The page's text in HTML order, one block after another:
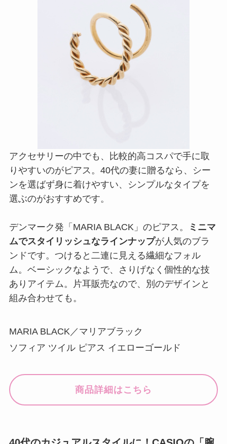
アクセサリーの中でも、比較的高コスパで手に取
りやすいのがピアス。40代の妻に贈るなら、シー
ンを選ばず身に着けやすい、シンプルなタイプを
選ぶのがおすすめです。
デンマーク発「MARIA BLACK」のピアス。
ミニマ
ムでスタイリッシュなラインナップが人気のブラ
ンドです。つけると二連に見える繊細なフォル
ム。ベーシックなようで、さりげなく個性的な技
ありアイテム。片耳販売なので、別のデザインと
組み合わせても。
MARIA BLACK／マリアブラック
ソフィア ツイル ピアス イエローゴールド
商品詳細はこちら